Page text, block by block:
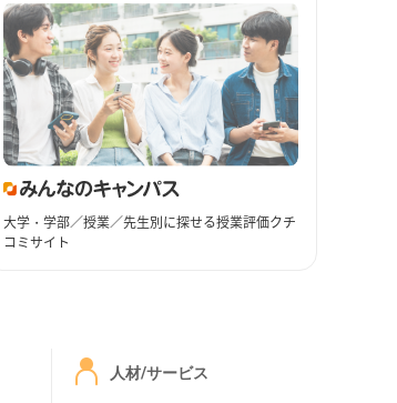
大学・学部／授業／先生別に探せる授業評価クチ
コミサイト
人材/サービス